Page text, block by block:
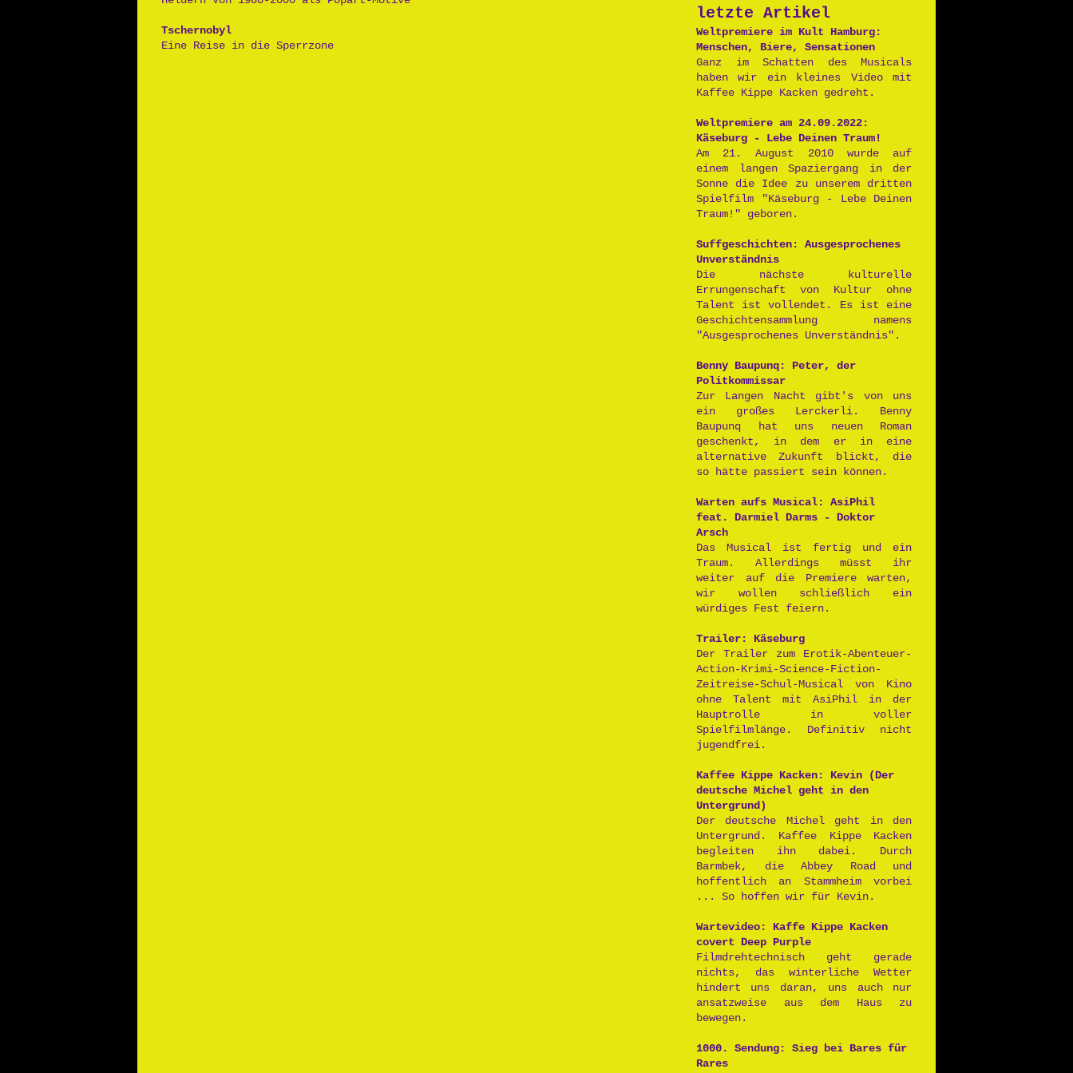
Postpunk
Tschernobyl
Eine Reise in die Sperrzone
letzte Artikel
Weltpremiere im Kult Hamburg:
Menschen, Biere, Sensationen
Ganz im Schatten des Musicals
haben wir ein kleines Video mit
Kaffee Kippe Kacken gedreht.
Weltpremiere am 24.09.2022:
Käseburg - Lebe Deinen Traum!
Am 21. August 2010 wurde auf
einem langen Spaziergang in der
Sonne die Idee zu unserem dritten
Spielfilm "Käseburg - Lebe Deinen
Traum!" geboren.
Suffgeschichten: Ausgesprochenes
Unverständnis
Die nächste kulturelle
Errungenschaft von Kultur ohne
Talent ist vollendet. Es ist eine
Geschichtensammlung namens
"Ausgesprochenes Unverständnis".
Benny Baupunq: Peter, der
Politkommissar
Zur Langen Nacht gibt's von uns
ein großes Lerckerli. Benny
Baupunq hat uns neuen Roman
geschenkt, in dem er in eine
alternative Zukunft blickt, die
so hätte passiert sein können.
Warten aufs Musical: AsiPhil
feat. Darmiel Darms - Doktor
Arsch
Das Musical ist fertig und ein
Traum. Allerdings müsst ihr
weiter auf die Premiere warten,
wir wollen schließlich ein
würdiges Fest feiern.
Trailer: Käseburg
Der Trailer zum Erotik-Abenteuer-
Action-Krimi-Science-Fiction-
Zeitreise-Schul-Musical von Kino
ohne Talent mit AsiPhil in der
Hauptrolle in voller
Spielfilmlänge. Definitiv nicht
jugendfrei.
Kaffee Kippe Kacken: Kevin (Der
deutsche Michel geht in den
Untergrund)
Der deutsche Michel geht in den
Untergrund. Kaffee Kippe Kacken
begleiten ihn dabei. Durch
Barmbek, die Abbey Road und
hoffentlich an Stammheim vorbei
... So hoffen wir für Kevin.
Wartevideo: Kaffe Kippe Kacken
covert Deep Purple
Filmdrehtechnisch geht gerade
nichts, das winterliche Wetter
hindert uns daran, uns auch nur
ansatzweise aus dem Haus zu
bewegen.
1000. Sendung: Sieg bei Bares für
Rares